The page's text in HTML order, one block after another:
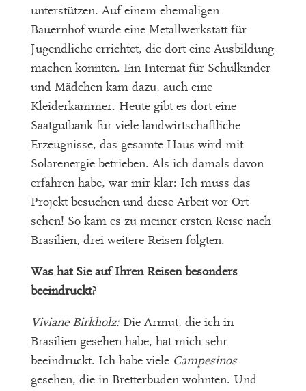
unterstützen. Auf einem ehemaligen
Bauernhof wurde eine Metallwerkstatt für
Jugendliche errichtet, die dort eine Ausbildung
machen konnten. Ein Internat für Schulkinder
und Mädchen kam dazu, auch eine
Kleiderkammer. Heute gibt es dort eine
Saatgutbank für viele landwirtschaftliche
Erzeugnisse, das gesamte Haus wird mit
Solarenergie betrieben. Als ich damals davon
erfahren habe, war mir klar: Ich muss das
Projekt besuchen und diese Arbeit vor Ort
sehen! So kam es zu meiner ersten Reise nach
Brasilien, drei weitere Reisen folgten.
Was hat Sie auf Ihren Reisen besonders
beeindruckt?
Viviane Birkholz: Die Armut, die ich in
Brasilien gesehen habe, hat mich sehr
beeindruckt. Ich habe viele Campesinos
gesehen, die in Bretterbuden wohnten. Und